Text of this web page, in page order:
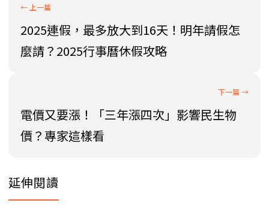
2025連假，最多放大到16天！明年請假怎
麼請？2025行事曆休假攻略
電價又要漲！「三年漲四次」影響民生物
價？專家這樣看
延伸閱讀